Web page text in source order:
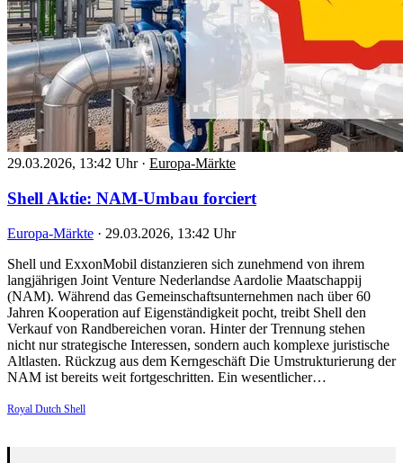
29.03.2026, 13:42 Uhr · Europa-Märkte
Shell Aktie: NAM-Umbau forciert
Europa-Märkte · 29.03.2026, 13:42 Uhr
Shell und ExxonMobil distanzieren sich zunehmend von ihrem
langjährigen Joint Venture Nederlandse Aardolie Maatschappij
(NAM). Während das Gemeinschaftsunternehmen nach über 60
Jahren Kooperation auf Eigenständigkeit pocht, treibt Shell den
Verkauf von Randbereichen voran. Hinter der Trennung stehen
nicht nur strategische Interessen, sondern auch komplexe juristische
Altlasten. Rückzug aus dem Kerngeschäft Die Umstrukturierung der
NAM ist bereits weit fortgeschritten. Ein wesentlicher…
Royal Dutch Shell